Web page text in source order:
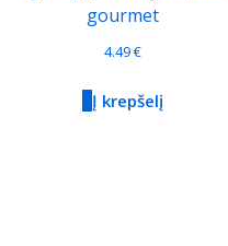
gourmet
4.49€
Į krepšelį